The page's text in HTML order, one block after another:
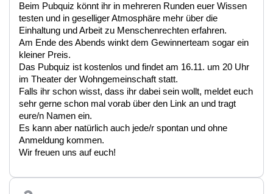
Beim Pubquiz könnt ihr in mehreren Runden euer Wissen
testen und in geselliger Atmosphäre mehr über die
Einhaltung und Arbeit zu Menschenrechten erfahren.
Am Ende des Abends winkt dem Gewinnerteam sogar ein
kleiner Preis.
Das Pubquiz ist kostenlos und findet am 16.11. um 20 Uhr
im Theater der Wohngemeinschaft statt.
Falls ihr schon wisst, dass ihr dabei sein wollt, meldet euch
sehr gerne schon mal vorab über den Link an und tragt
eure/n Namen ein.
Es kann aber natürlich auch jede/r spontan und ohne
Anmeldung kommen.
Wir freuen uns auf euch!